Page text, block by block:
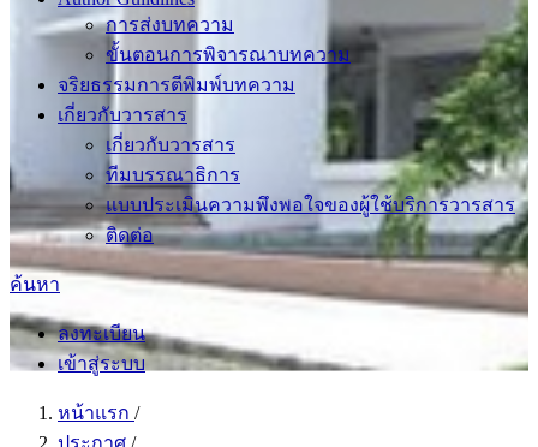
การส่งบทความ
ขั้นตอนการพิจารณาบทความ
จริยธรรมการตีพิมพ์บทความ
เกี่ยวกับวารสาร
เกี่ยวกับวารสาร
ทีมบรรณาธิการ
แบบประเมินความพึงพอใจของผู้ใช้บริการวารสาร
ติดต่อ
ค้นหา
ลงทะเบียน
เข้าสู่ระบบ
หน้าแรก /
ประกาศ /